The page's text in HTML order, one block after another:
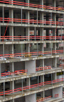
сервиса